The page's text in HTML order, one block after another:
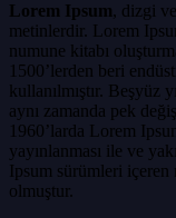
Lorem Ipsum, dizgi
metinlerdir. Lorem
numune kitabı
1500’lerden beri
kullanılmıştır. Beşyüz
aynı zamanda pek
1960’larda Lorem
yayınlanması ile ve
Ipsum sürümleri içeren
olmuştur.